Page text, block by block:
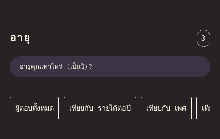
อายุ ควา
3
อายุคุณเท่าไหร่ (เป็นปี)?
ผู้ตอบทั้งหมด เทียบกับ รายได้ต่อปี เทียบกับ เพศ เทีย